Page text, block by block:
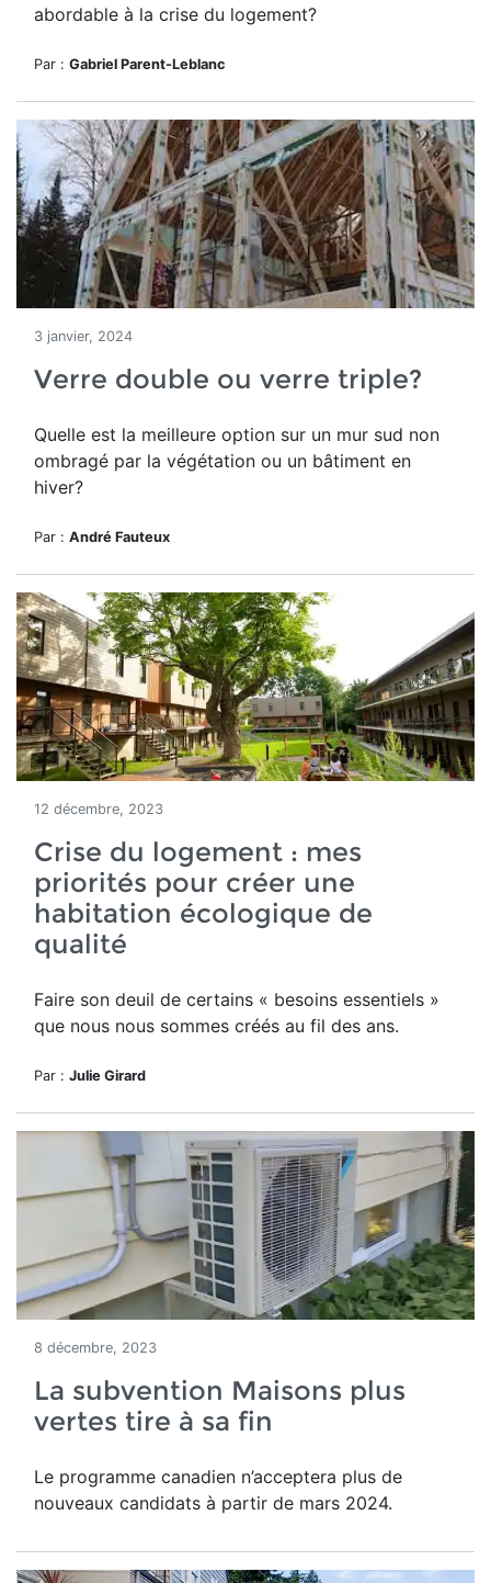
abordable à la crise du logement?
Par : Gabriel Parent-Leblanc
3 janvier, 2024
Verre double ou verre triple?
Quelle est la meilleure option sur un mur sud non
ombragé par la végétation ou un bâtiment en
hiver?
Par : André Fauteux
12 décembre, 2023
Crise du logement : mes
priorités pour créer une
habitation écologique de
qualité
Faire son deuil de certains « besoins essentiels »
que nous nous sommes créés au fil des ans.
Par : Julie Girard
8 décembre, 2023
La subvention Maisons plus
vertes tire à sa fin
Le programme canadien n’acceptera plus de
nouveaux candidats à partir de mars 2024.